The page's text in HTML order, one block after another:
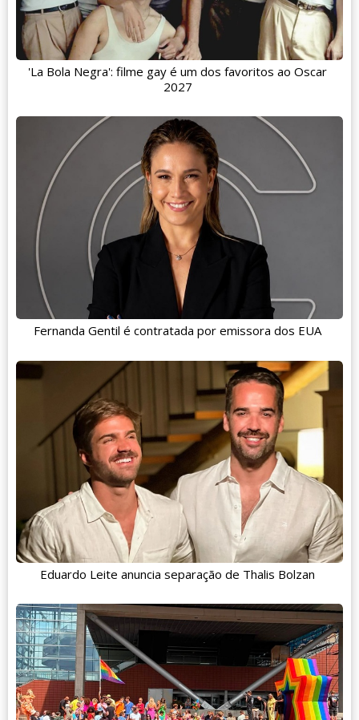
'La Bola Negra': filme gay é um dos favoritos ao Oscar
2027
Fernanda Gentil é contratada por emissora dos EUA
Eduardo Leite anuncia separação de Thalis Bolzan